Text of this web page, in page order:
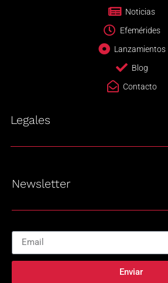
Noticias
Efemérides
Lanzamientos
Blog
Contacto
Legales
Newsletter
Enviar